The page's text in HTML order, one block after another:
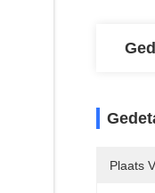
Plaats